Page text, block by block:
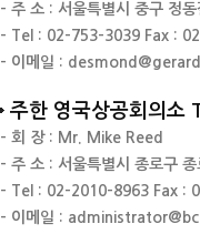
- 주 소 : 서울특별시 중구 정
- Tel : 02-753-3039 Fax :
- 이메일 :
주한 영국상공회의
- 회 장 : Mr. Mike Reed
- 주 소 : 서울특별시 종로구
- Tel : 02-2010-8963 Fax :
- 이메일 :